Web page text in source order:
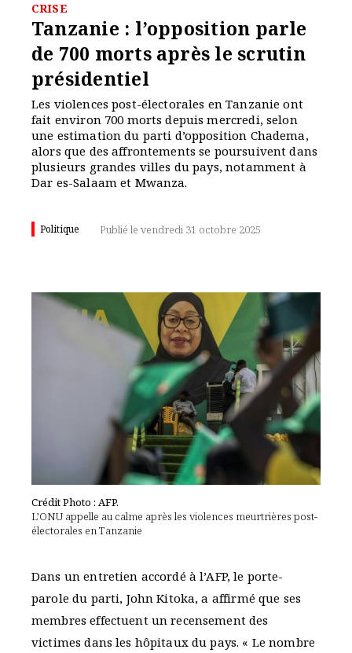
CRISE
Tanzanie : l’opposition parle
de 700 morts après le scrutin
présidentiel
Les violences post-électorales en Tanzanie ont
fait environ 700 morts depuis mercredi, selon
une estimation du parti d’opposition Chadema,
alors que des affrontements se poursuivent dans
plusieurs grandes villes du pays, notamment à
Dar es-Salaam et Mwanza.
Politique Publié le vendredi 31 octobre 2025
Crédit Photo : AFP.
L’ONU appelle au calme après les violences meurtrières post-
électorales en Tanzanie
Dans un entretien accordé à l’AFP, le porte-
parole du parti, John Kitoka, a affirmé que ses
membres effectuent un recensement des
victimes dans les hôpitaux du pays. « Le nombre